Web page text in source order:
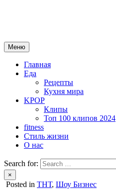
Меню
Главная
Еда
Рецепты
Кухня мира
KPOP
Клипы
Топ 100 клипов 2024
fitness
Стиль жизни
О нас
Search for:
×
Posted in ТНТ, Шоу Бизнес